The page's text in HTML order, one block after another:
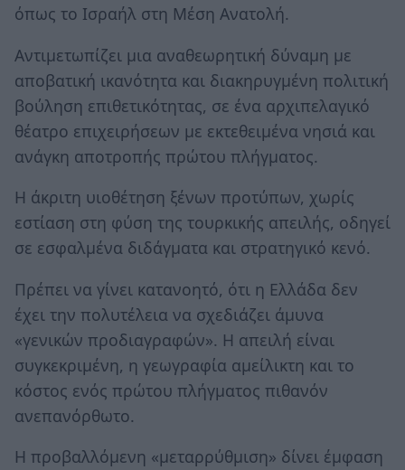
όπως το Ισραήλ στη Μέση Ανατολή.
Αντιμετωπίζει μια αναθεωρητική δύναμη με
αποβατική ικανότητα και διακηρυγμένη πολιτική
βούληση επιθετικότητας, σε ένα αρχιπελαγικό
θέατρο επιχειρήσεων με εκτεθειμένα νησιά και
ανάγκη αποτροπής πρώτου πλήγματος.
Η άκριτη υιοθέτηση ξένων προτύπων, χωρίς
εστίαση στη φύση της τουρκικής απειλής, οδηγεί
σε εσφαλμένα διδάγματα και στρατηγικό κενό.
Πρέπει να γίνει κατανοητό, ότι η Ελλάδα δεν
έχει την πολυτέλεια να σχεδιάζει άμυνα
«γενικών προδιαγραφών». Η απειλή είναι
συγκεκριμένη, η γεωγραφία αμείλικτη και το
κόστος ενός πρώτου πλήγματος πιθανόν
ανεπανόρθωτο.
Η προβαλλόμενη «μεταρρύθμιση» δίνει έμφαση